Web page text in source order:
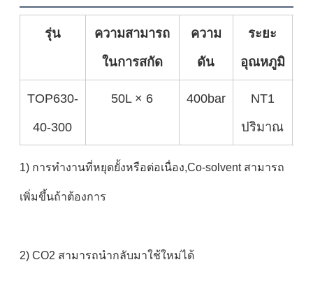
รุ่น
ความสามารถ
ในการสกัด
ความ
ดัน
ระยะ
อุณหภูมิ
TOP630-
40-300
50L × 6 400bar
NT1
ปริมาณ
1) การทํางานที่หยุดยั้งหรือต่อเนื่อง,Co-solvent สามารถ
เพิ่มขึ้นถ้าต้องการ
2) CO2 สามารถนํากลับมาใช้ใหม่ได้